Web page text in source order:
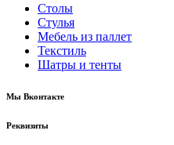
Столы
Стулья
Мебель из паллет
Текстиль
Шатры и тенты
Мы Вконтакте
Реквизиты